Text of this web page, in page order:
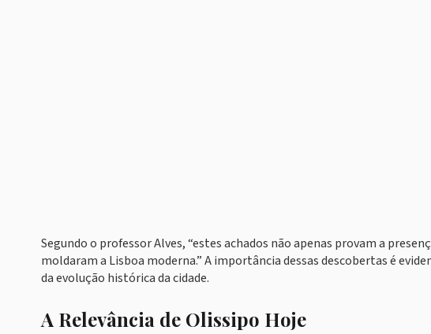
Segundo o professor Alves, “estes achados não apenas provam a
moldaram a Lisboa moderna.” A importância dessas descobertas é
da evolução histórica da cidade.
A Relevância de Olissipo Hoje